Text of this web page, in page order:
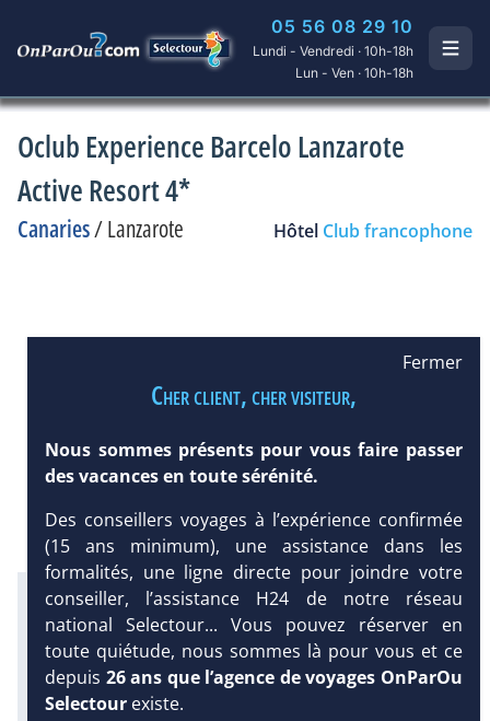
05 56 08 29 10
Lundi - Vendredi · 10h-18h
Lun - Ven · 10h-18h
Oclub Experience Barcelo Lanzarote
Active Resort 4*
Canaries/Lanzarote Hôtel Club francophone
DEMANDE
Infos météo :
29 °C
2 mm
23 °C
Infos plages :
Dist.
Distance
2.7 km
Long. Longueur
470 m
Fermer
Cher client, cher visiteur,
Nous sommes présents pour vous faire passer
des vacances en toute sérénité.
Des conseillers voyages à l’expérience confirmée
(15 ans minimum), une assistance dans les
formalités, une ligne directe pour joindre votre
conseiller, l’assistance H24 de notre réseau
national Selectour... Vous pouvez réserver en
toute quiétude, nous sommes là pour vous et ce
depuis 26 ans que l’agence de voyages OnParOu
Selectour existe.